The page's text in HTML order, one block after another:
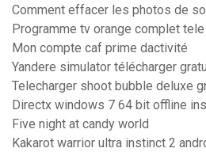
Comment effacer les photos de
Programme tv orange complet
Mon compte caf prime dactivité
Yandere simulator télécharger
Telecharger shoot bubble deluxe
Directx windows 7 64 bit offline
Five night at candy world
Kakarot warrior ultra instinct 2